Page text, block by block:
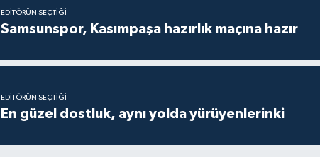
EDITÖRÜN SEÇTIĞI
Samsunspor, Kasımpaşa hazırlık maçına hazır
EDITÖRÜN SEÇTIĞI
En güzel dostluk, aynı yolda yürüyenlerinki